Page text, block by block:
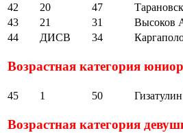
42
20 47
43
21 31 Высоков
44
ДИСВ 34
Возрастная категория
45 1 50
Возрастная категория